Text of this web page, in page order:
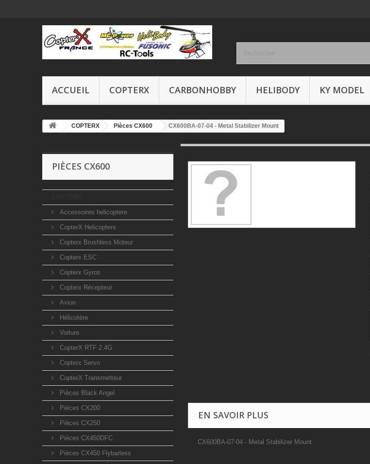
ACCUEIL COPTERX CARBONHOBBY HELIBODY KY MODEL
COPTERX Pièces CX600 CX600BA-07-04 - Metal Stabilizer Mount
PIÈCES CX600
Accessoires helicoptere
CopterX Helicopters
Copterx Brushless Moteur
Copterx ESC
Copterx Gyros
Copterx Récepteur
Avion
Hélicotère
Voiture
CopterX RTF 2.4G
Copterx Servo
CopterX Transmetteur
Pièces Black Angel
Pièces CX200
Pièces CX250
Pièces CX450DFC
Pièces CX450 Flybarless
EN SAVOIR PLUS
CX600BA-07-04 - Metal Stabilizer Mount